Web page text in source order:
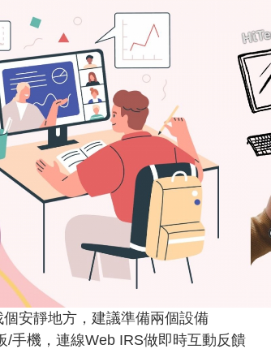
安靜地方，建議準備兩個設備
/手機，連線Web IRS做即時互動反饋